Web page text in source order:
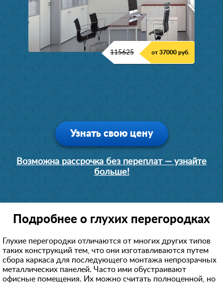
115625 от 37000 руб.
Узнать свою цену
Возможна рассрочка без переплат — узнайте
больше!
Подробнее о глухих перегородках
Глухие перегородки отличаются от многих других типов
таких конструкций тем, что они изготавливаются путем
сбора каркаса для последующего монтажа непрозрачных
металлических панелей. Часто ими обустраивают
офисные помещения. Их можно считать полноценной, но